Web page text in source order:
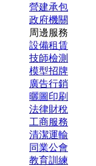
營建承包
政府機關
周邊服務
設備租賃
技師檢測
模型招牌
廣告行銷
曬圖印刷
法律財稅
工商服務
清潔運輸
同業公會
教育訓練